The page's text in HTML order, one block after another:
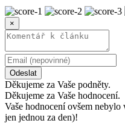
×
Odeslat
Děkujeme za Vaše podněty.
Děkujeme za Vaše hodnocení.
Vaše hodnocení ovšem
jen jednou za den)!